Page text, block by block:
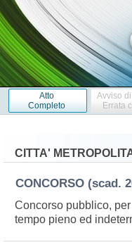
Atto
Completo
Avviso
Errata
CITTA'
CONCORSO (scad.
Concorso pubblico,
tempo pieno ed